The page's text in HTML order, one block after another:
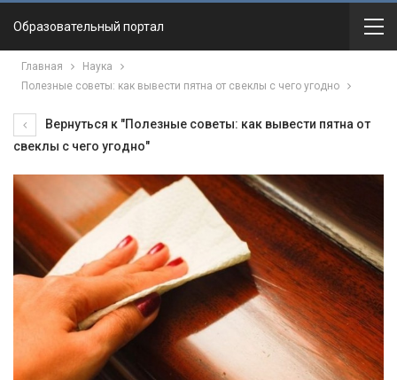
Образовательный портал
Главная
Наука
Полезные советы: как вывести пятна от свеклы с чего угодно
Вернуться к "Полезные советы: как вывести пятна от
свеклы с чего угодно"